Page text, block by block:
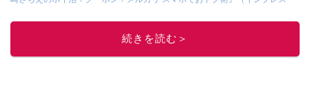
的に稼ぐ！』（翔泳社刊）
■経歴：2003年、夫が子育てをするために、突然会社を辞める。翌月からの
続きを読む＞